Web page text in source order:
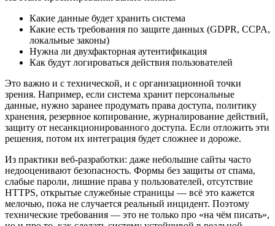
Какие данные будет хранить система
Какие есть требования по защите данных (GDPR, CCPA,
локальные законы)
Нужна ли двухфакторная аутентификация
Как будут логироваться действия пользователей
Это важно и с технической, и с организационной точки
зрения. Например, если система хранит персональные
данные, нужно заранее продумать права доступа, политику
хранения, резервное копирование, журналирование действий,
защиту от несанкционированного доступа. Если отложить эти
решения, потом их интеграция будет сложнее и дороже.
Из практики веб-разработки: даже небольшие сайты часто
недооценивают безопасность. Формы без защиты от спама,
слабые пароли, лишние права у пользователей, отсутствие
HTTPS, открытые служебные страницы — всё это кажется
мелочью, пока не случается реальный инцидент. Поэтому
технические требования — это не только про «на чём писать»,